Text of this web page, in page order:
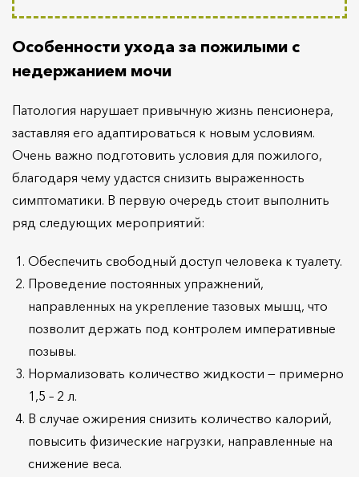
Особенности ухода за пожилыми с
недержанием мочи
Патология нарушает привычную жизнь пенсионера,
заставляя его адаптироваться к новым условиям.
Очень важно подготовить условия для пожилого,
благодаря чему удастся снизить выраженность
симптоматики. В первую очередь стоит выполнить
ряд следующих мероприятий:
Обеспечить свободный доступ человека к туалету.
Проведение постоянных упражнений,
направленных на укрепление тазовых мышц, что
позволит держать под контролем императивные
позывы.
Нормализовать количество жидкости — примерно
1,5 – 2 л.
В случае ожирения снизить количество калорий,
повысить физические нагрузки, направленные на
снижение веса.